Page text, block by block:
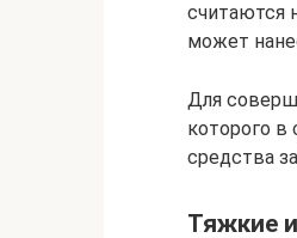
считаются
может
Для
которого в
средства
Тяжкие